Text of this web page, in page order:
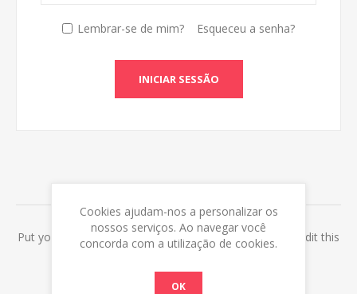
Lembrar-se de mim? Esqueceu a senha?
INICIAR SESSÃO
Put your login / registration information here. You can edit this
Cookies ajudam-nos a personalizar os
nossos serviços. Ao navegar você
concorda com a utilização de cookies.
OK